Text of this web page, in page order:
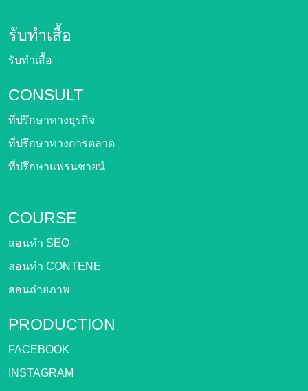
รับทำเสื้อ
รับทำเสื้อ
CONSULT
ที่ปรึกษาทางธุรกิจ
ที่ปรึกษาทางการตลาด
ที่ปรึกษาแฟรนชายน์
COURSE
สอนทำ SEO
สอนทำ CONTENE
สอนถ่ายภาพ
PRODUCTION
FACEBOOK
INSTAGRAM